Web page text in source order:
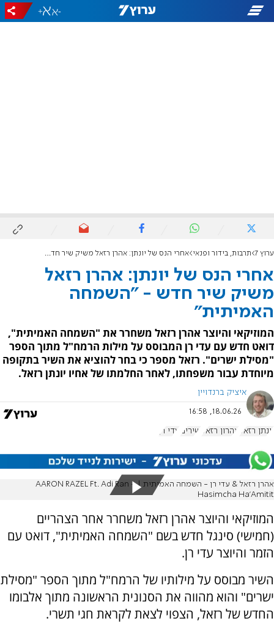
-
+
ערוץ 7 תרבות, בידור ופנאי אחרי הנס של יונתן: אהרן רזאל משיק שיר חדש - "השמחה האמיתית"
אחרי הנס של יונתן: אהרן רזאל
משיק שיר חדש - "השמחה
האמיתית"
המוזיקאי והיוצר אהרן רזאל משחרר את "השמחה האמיתית",
דואט חדש עם עדי רן המבוסס על מילות הרמח"ל מתוך הספר
"מסילת ישרים". רזאל מספר כי בחר להוציא את השיר בתקופה
מיוחדת עבור משפחתו, לאחר החלמתו של אחיו יונתן רזאל.
איציק ברנדויין
18.06.26, 16:58
יונתן רזאל אהרון רזאל שירים עדי רן
אהרן רזאל & עדי רן - השמחה האמיתית | AARON RAZEL Ft. Adi Ran -
Hasimcha Ha'Amitit
המוזיקאי והיוצר אהרן רזאל משחרר אחר הצהריים
(חמישי) סינגל חדש בשם "השמחה האמיתית", דואט עם
הזמר והיוצר עדי רן.
השיר מבוסס על מילותיו של הרמח"ל מתוך הספר "מסילת
ישרים" והוא מהווה את הסנונית הראשונה מתוך אלבומו
החדש של רזאל, הצפוי לצאת לקראת חגי תשרי.